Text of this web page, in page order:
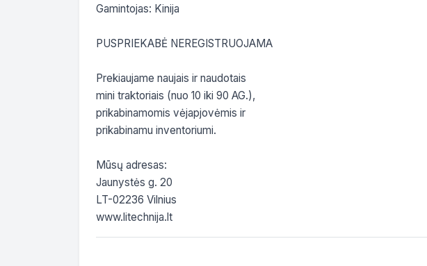
Gamintojas: Kinija
PUSPRIEKABĖ NEREGISTRUOJAMA
Prekiaujame naujais ir naudotais
mini traktoriais (nuo 10 iki 90 AG.),
prikabinamomis vėjapjovėmis ir
prikabinamu inventoriumi.
Mūsų adresas:
Jaunystės g. 20
LT-02236 Vilnius
www.litechnija.lt